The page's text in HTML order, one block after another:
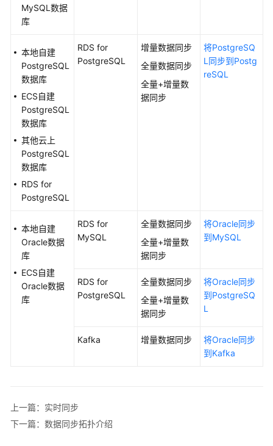
隆
域）
API
考
（吉
隆
坡
区
域）
用
指
南
区
域）
区
域）
MySQL数据
库
本地自建
PostgreSQL
数据库
ECS自建
PostgreSQL
数据库
其他云上
PostgreSQL
数据库
RDS for
PostgreSQL
RDS for
PostgreSQL
增量数据同步
全量数据同步
全量+增量数
据同步
将PostgreSQ
L同步到Postg
reSQL
本地自建
Oracle数据
库
ECS自建
Oracle数据
库
RDS for
MySQL
全量数据同步
全量+增量数
据同步
将Oracle同步
到MySQL
RDS for
PostgreSQL
全量数据同步
全量+增量数
据同步
将Oracle同步
到PostgreSQ
L
Kafka 增量数据同步
将Oracle同步
到Kafka
上一篇：实时同步
下一篇：数据同步拓扑介绍